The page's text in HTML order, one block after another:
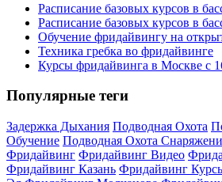
Расписание базовых курсов в
Расписание базовых курсов в
Обучение фридайвингу на
Техника гребка во фридайвинге
Курсы фридайвинга в Москве с
Популярные теги
Задержка Дыхания Подводная Охота
Обучение Подводная Охота
Фридайвинг Фридайвинг Видео
Фридайвинг Казань Фридайвинг